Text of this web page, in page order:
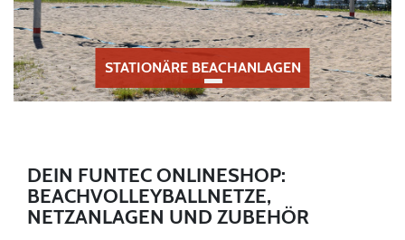
STATIONÄRE BEACHANLAGEN
DEIN FUNTEC ONLINESHOP:
BEACHVOLLEYBALLNETZE,
NETZANLAGEN UND ZUBEHÖR